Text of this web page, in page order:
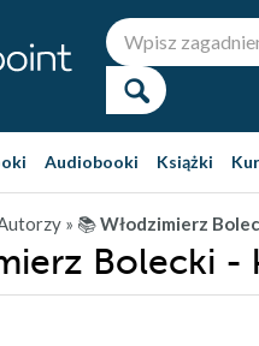
Audiobooki Książki
» 📚Włodzimierz
Bolecki -